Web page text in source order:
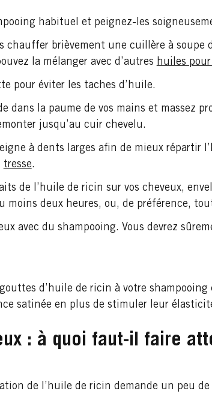
habituel et peignez-les
chauffer brièvement une cuillère à soupe
la mélanger avec d’autres huiles
pour éviter les taches d’huile.
dans la paume de vos mains et massez
jusqu’au cuir chevelu.
à dents larges afin de mieux répartir
tresse.
de l’huile de ricin sur vos cheveux,
moins deux heures, ou, de préférence,
avec du shampooing. Vous devrez
d’huile de ricin à votre shampooing
satinée en plus de stimuler leur
: à quoi faut-il faire
de l’huile de ricin demande un peu